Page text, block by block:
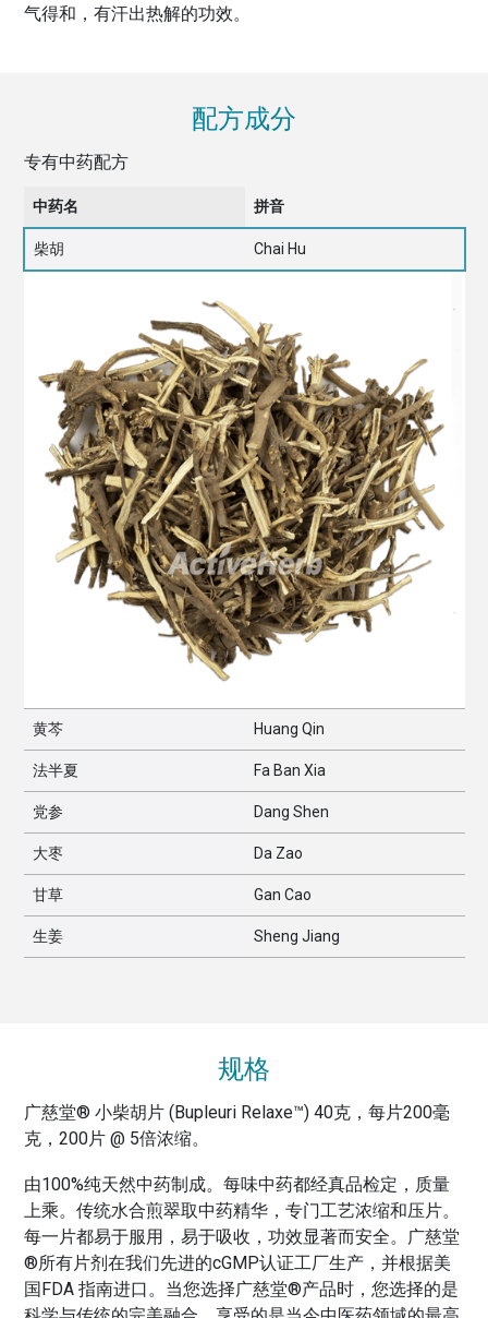
气得和，有汗出热解的功效。
配方成分
专有中药配方
中药名 拼音
柴胡 Chai Hu
黄芩 Huang Qin
法半夏 Fa Ban Xia
党参 Dang Shen
大枣 Da Zao
甘草 Gan Cao
生姜 Sheng Jiang
规格
广慈堂® 小柴胡片 (Bupleuri Relaxe™) 40克，每片200毫
克，200片 @ 5倍浓缩。
由100%纯天然中药制成。每味中药都经真品检定，质量
上乘。传统水合煎翠取中药精华，专门工艺浓缩和压片。
每一片都易于服用，易于吸收，功效显著而安全。广慈堂
®所有片剂在我们先进的cGMP认证工厂生产，并根据美
国FDA 指南进口。当您选择广慈堂®产品时，您选择的是